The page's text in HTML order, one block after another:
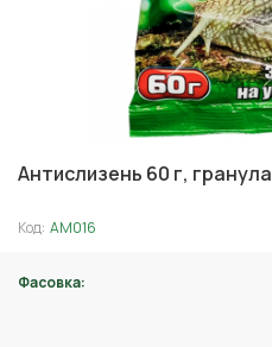
Антислизень 60 г, гранула
Код: АМ016
Фасовка: